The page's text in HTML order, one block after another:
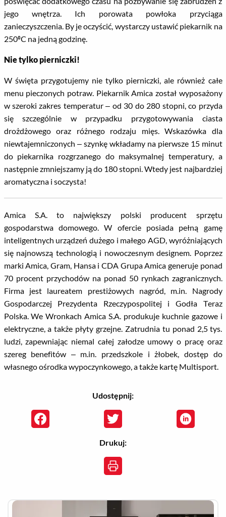
jego wnętrza. Ich porowata powłoka przyciąga
zanieczyszczenia. By je oczyścić, wystarczy ustawić piekarnik na
250⁰C na jedną godzinę.
Nie tylko pierniczki!
W święta przygotujemy nie tylko pierniczki, ale również całe
menu pieczonych potraw. Piekarnik Amica został wyposażony
w szeroki zakres temperatur – od 30 do 280 stopni, co przyda
się szczególnie w przypadku przygotowywania ciasta
drożdżowego oraz różnego rodzaju mięs. Wskazówka dla
niewtajemniczonych – szynkę wkładamy na pierwsze 15 minut
do piekarnika rozgrzanego do maksymalnej temperatury, a
następnie zmniejszamy ją do 180 stopni. Wtedy jest najbardziej
aromatyczna i soczysta!
Amica S.A. to największy polski producent sprzętu
gospodarstwa domowego. W ofercie posiada pełną gamę
inteligentnych urządzeń dużego i małego AGD, wyróżniających
się najnowszą technologią i nowoczesnym designem. Poprzez
marki Amica, Gram, Hansa i CDA Grupa Amica generuje ponad
70 procent przychodów na ponad 50 rynkach zagranicznych.
Firma jest laureatem prestiżowych nagród, m.in. Nagrody
Gospodarczej Prezydenta Rzeczypospolitej i Godła Teraz
Polska. We Wronkach Amica S.A. produkuje kuchnie gazowe i
elektryczne, a także płyty grzejne. Zatrudnia tu ponad 2,5 tys.
ludzi, zapewniając niemal całej załodze umowy o pracę oraz
szereg benefitów – m.in. przedszkole i żłobek, dostęp do
własnego ośrodka wypoczynkowego, a także kartę Multisport.
Udostępnij:
Drukuj: